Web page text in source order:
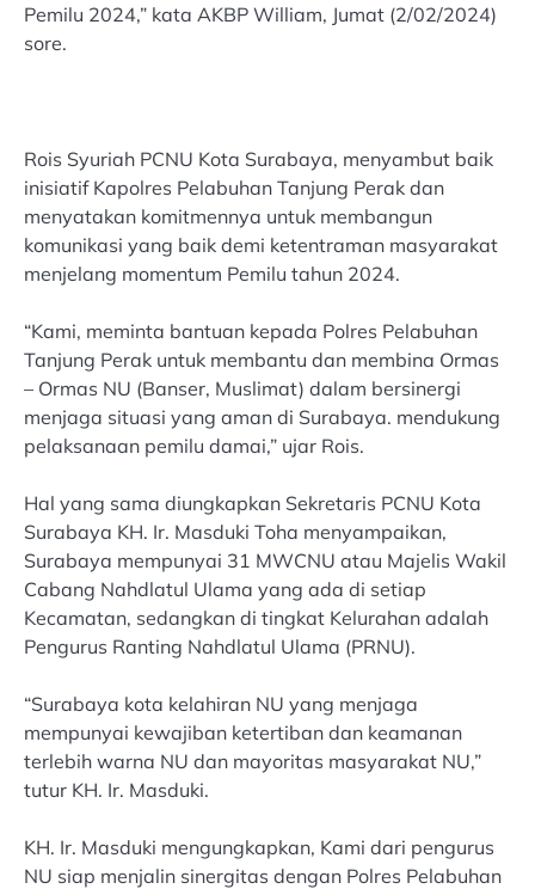
Pemilu 2024,” kata AKBP William, Jumat (2/02/2024)
sore.
Rois Syuriah PCNU Kota Surabaya, menyambut baik
inisiatif Kapolres Pelabuhan Tanjung Perak dan
menyatakan komitmennya untuk membangun
komunikasi yang baik demi ketentraman masyarakat
menjelang momentum Pemilu tahun 2024.
“Kami, meminta bantuan kepada Polres Pelabuhan
Tanjung Perak untuk membantu dan membina Ormas
– Ormas NU (Banser, Muslimat) dalam bersinergi
menjaga situasi yang aman di Surabaya. mendukung
pelaksanaan pemilu damai,” ujar Rois.
Hal yang sama diungkapkan Sekretaris PCNU Kota
Surabaya KH. Ir. Masduki Toha menyampaikan,
Surabaya mempunyai 31 MWCNU atau Majelis Wakil
Cabang Nahdlatul Ulama yang ada di setiap
Kecamatan, sedangkan di tingkat Kelurahan adalah
Pengurus Ranting Nahdlatul Ulama (PRNU).
“Surabaya kota kelahiran NU yang menjaga
mempunyai kewajiban ketertiban dan keamanan
terlebih warna NU dan mayoritas masyarakat NU,”
tutur KH. Ir. Masduki.
KH. Ir. Masduki mengungkapkan, Kami dari pengurus
NU siap menjalin sinergitas dengan Polres Pelabuhan